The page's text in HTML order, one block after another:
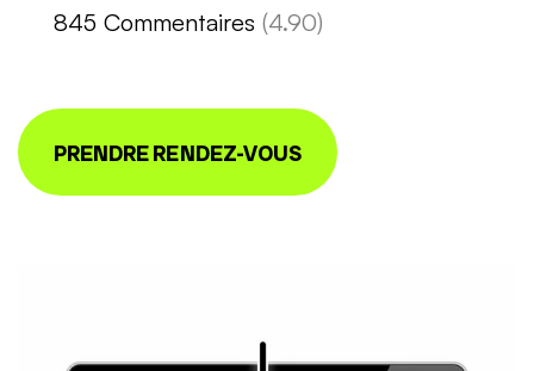
845 Commentaires (4.90)
PRENDRE RENDEZ-VOUS